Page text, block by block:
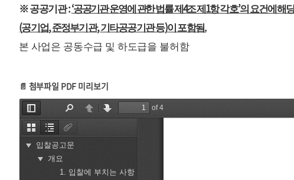
※공공기관:‘공공기관 운영에 관한 법률 제 4조 제 1항 각 호’의 요건에 해
(공기업,준정부기관,기타공공기관 등)이 포함됨.
본 사업은 공동수급 및 하도급을 불허함
📄 첨부파일 PDF 미리보기